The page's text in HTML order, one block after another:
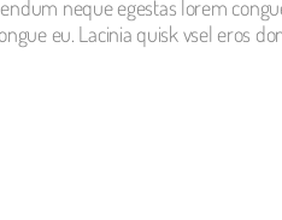
neque egestas lorem
eu. Lacinia quisk vsel eros